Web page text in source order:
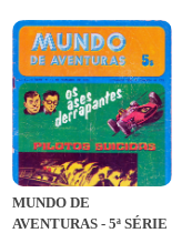
MUNDO DE
AVENTURAS - 5ª SÉRIE